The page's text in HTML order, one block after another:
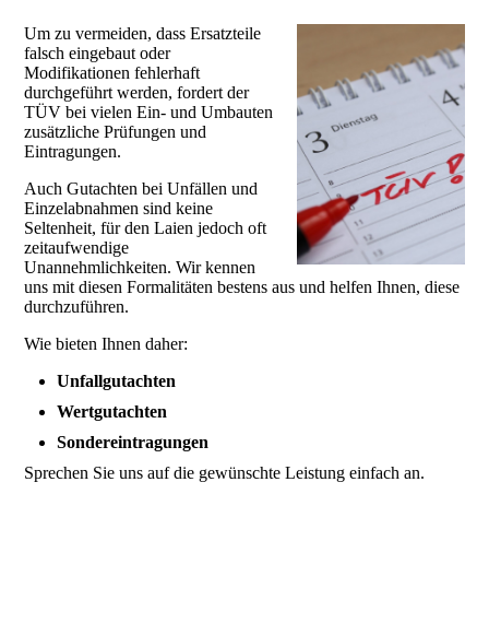
Um zu vermeiden, dass Ersatzteile
falsch eingebaut oder
Modifikationen fehlerhaft
durchgeführt werden, fordert der
TÜV bei vielen Ein- und Umbauten
zusätzliche Prüfungen und
Eintragungen.
Auch Gutachten bei Unfällen und
Einzelabnahmen sind keine
Seltenheit, für den Laien jedoch oft
zeitaufwendige
Unannehmlichkeiten. Wir kennen
uns mit diesen Formalitäten bestens aus und helfen Ihnen, diese
durchzuführen.
Wie bieten Ihnen daher:
Unfallgutachten
Wertgutachten
Sondereintragungen
Sprechen Sie uns auf die gewünschte Leistung einfach an.